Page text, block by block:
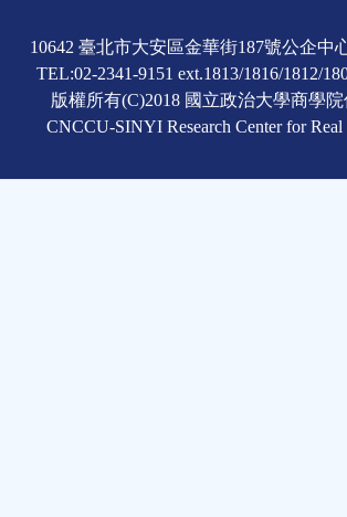
10642 臺北市大安區金華街187號公企中
TEL:02-2341-9151 ext.1813/1816/1812/
版權所有(C)2018 國立政治大學商學
CNCCU-SINYI Research Center for Real